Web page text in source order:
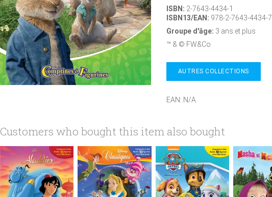
ISBN: 2-7643-4434-1
ISBN13/EAN: 978-2-7643-4434-7
Groupe d'âge: 3 ans et plus
™ & © FW&Co
AUTRES COLLECTIONS
EAN: N/A
Customers who bought this item also bought